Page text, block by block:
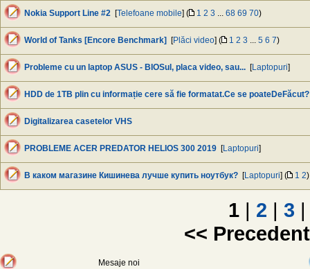
Nokia Support Line #2 [Telefoane mobile] ( 1 2 3 ... 68 69 70)
World of Tanks [Encore Benchmark] [Plăci video] ( 1 2 3 ... 5 6 7)
Probleme cu un laptop ASUS - BIOSul, placa video, sau... [Laptopuri]
HDD de 1TB plin cu informație cere să fie formatat.Ce se poateDeFăcut?
Digitalizarea casetelor VHS
PROBLEME ACER PREDATOR HELIOS 300 2019 [Laptopuri]
В каком магазине Кишинева лучше купить ноутбук? [Laptopuri] ( 1 2)
1 | 2 | 3 |
<<
Mesaje noi